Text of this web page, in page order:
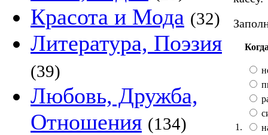
Красота и Мода (32)
Литература, Поэзия
(39)
Любовь, Дружба,
Отношения (134) 1.